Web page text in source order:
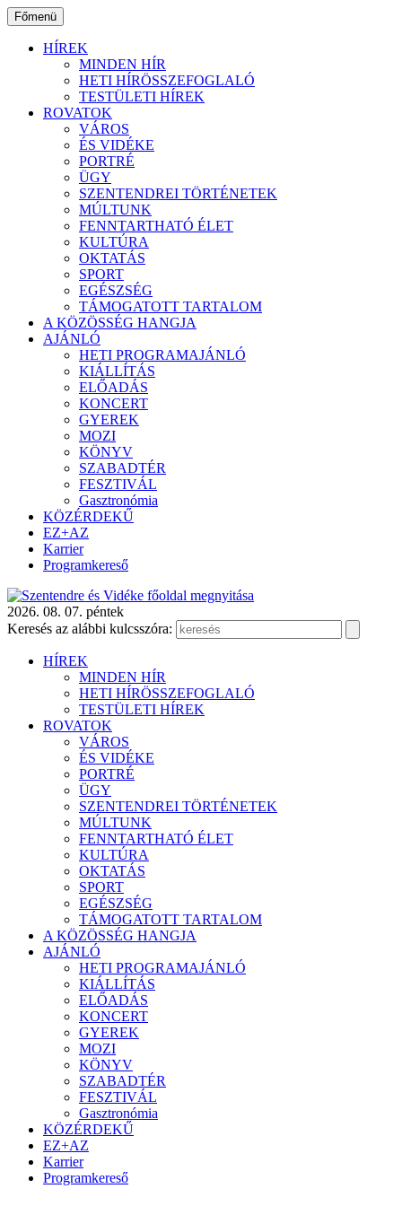
Ugrás
a
tartalomhoz
Főmenü
HÍREK
MINDEN HÍR
HETI HÍRÖSSZEFOGLALÓ
TESTÜLETI HÍREK
ROVATOK
VÁROS
ÉS VIDÉKE
PORTRÉ
ÜGY
SZENTENDREI TÖRTÉNETEK
MÚLTUNK
FENNTARTHATÓ ÉLET
KULTÚRA
OKTATÁS
SPORT
EGÉSZSÉG
TÁMOGATOTT TARTALOM
A KÖZÖSSÉG HANGJA
AJÁNLÓ
HETI PROGRAMAJÁNLÓ
KIÁLLÍTÁS
ELŐADÁS
KONCERT
GYEREK
MOZI
KÖNYV
SZABADTÉR
FESZTIVÁL
Gasztronómia
KÖZÉRDEKŰ
EZ+AZ
Karrier
Programkereső
2026. 08. 07. péntek
Keresés az alábbi kulcsszóra:
HÍREK
MINDEN HÍR
HETI HÍRÖSSZEFOGLALÓ
TESTÜLETI HÍREK
ROVATOK
VÁROS
ÉS VIDÉKE
PORTRÉ
ÜGY
SZENTENDREI TÖRTÉNETEK
MÚLTUNK
FENNTARTHATÓ ÉLET
KULTÚRA
OKTATÁS
SPORT
EGÉSZSÉG
TÁMOGATOTT TARTALOM
A KÖZÖSSÉG HANGJA
AJÁNLÓ
HETI PROGRAMAJÁNLÓ
KIÁLLÍTÁS
ELŐADÁS
KONCERT
GYEREK
MOZI
KÖNYV
SZABADTÉR
FESZTIVÁL
Gasztronómia
KÖZÉRDEKŰ
EZ+AZ
Karrier
Programkereső